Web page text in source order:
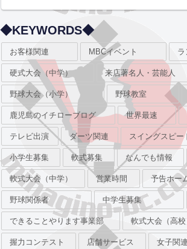
◆KEYWORDS◆
お客様関連 MBCイベント
硬式大会（中学） 来店著名人・芸能人
野球大会（小学） 野球教室
鹿児島のイチローブログ 世界最速
テレビ出演 ダーツ関連 スイングスピー
小学生募集 軟式募集 なんでも情報
軟式大会（中学） 営業時間 予告ホー
野球関係者 中学生募集
できることやります事業部 軟式大会（高校
握力コンテスト 店舗サービス 女子関連